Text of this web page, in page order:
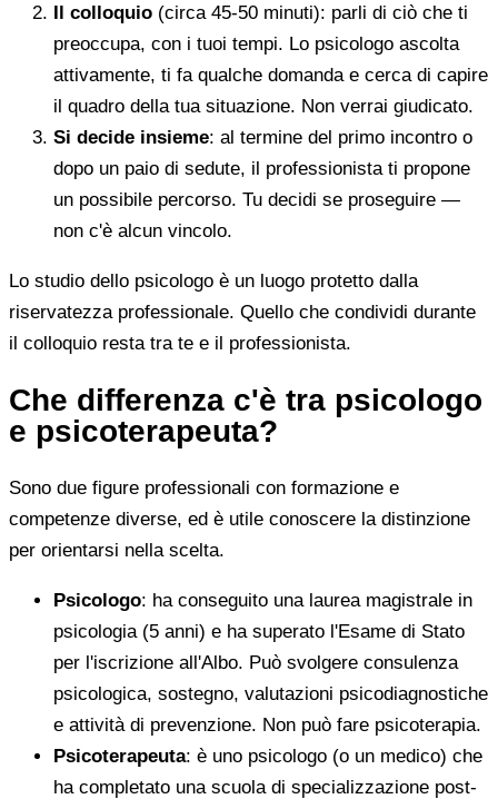
Il colloquio (circa 45-50 minuti): parli di ciò che ti
preoccupa, con i tuoi tempi. Lo psicologo ascolta
attivamente, ti fa qualche domanda e cerca di capire
il quadro della tua situazione. Non verrai giudicato.
Si decide insieme: al termine del primo incontro o
dopo un paio di sedute, il professionista ti propone
un possibile percorso. Tu decidi se proseguire —
non c'è alcun vincolo.
Lo studio dello psicologo è un luogo protetto dalla
riservatezza professionale. Quello che condividi durante
il colloquio resta tra te e il professionista.
Che differenza c'è tra psicologo
e psicoterapeuta?
Sono due figure professionali con formazione e
competenze diverse, ed è utile conoscere la distinzione
per orientarsi nella scelta.
Psicologo: ha conseguito una laurea magistrale in
psicologia (5 anni) e ha superato l'Esame di Stato
per l'iscrizione all'Albo. Può svolgere consulenza
psicologica, sostegno, valutazioni psicodiagnostiche
e attività di prevenzione. Non può fare psicoterapia.
Psicoterapeuta: è uno psicologo (o un medico) che
ha completato una scuola di specializzazione post-